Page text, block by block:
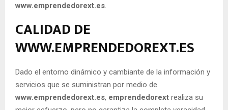
www.emprendedorext.es
CALIDAD DE
WWW.EMPRENDEDOREXT.ES
Dado el entorno dinámico y cambiante de la información y
servicios que se suministran por medio de
www.emprendedorext.es, emprendedorext realiza su